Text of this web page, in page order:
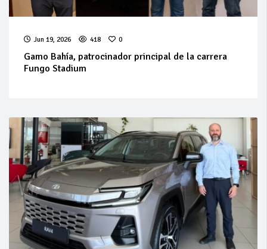
Jun 19, 2026 418 0
Gamo Bahía, patrocinador principal de la carrera
Fungo Stadium